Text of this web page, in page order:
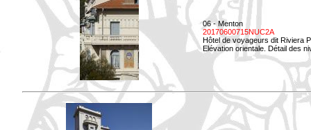
06 - Menton
20170600715NUC2A
Hôtel de voyageurs dit Riviera
Elévation orientale. Détail des